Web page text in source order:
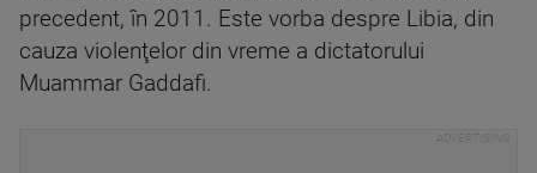
precedent, în 2011. Este vorba despre Libia, din
cauza violenţelor din vreme a dictatorului
Muammar Gaddafi.